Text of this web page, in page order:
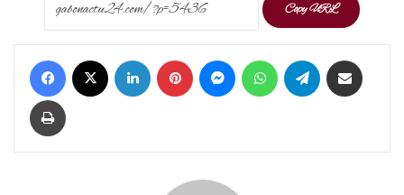
Copy URL
Facebook LinkedIn Pinterest Messenger WhatsApp Telegram
Print